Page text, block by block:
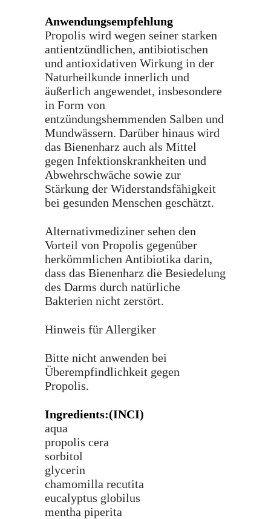
Anwendungsempfehlung
Propolis wird wegen seiner starken
antientzündlichen, antibiotischen
und antioxidativen Wirkung in der
Naturheilkunde innerlich und
äußerlich angewendet, insbesondere
in Form von
entzündungshemmenden Salben und
Mundwässern. Darüber hinaus wird
das Bienenharz auch als Mittel
gegen Infektionskrankheiten und
Abwehrschwäche sowie zur
Stärkung der Widerstandsfähigkeit
bei gesunden Menschen geschätzt.
Alternativmediziner sehen den
Vorteil von Propolis gegenüber
herkömmlichen Antibiotika darin,
dass das Bienenharz die Besiedelung
des Darms durch natürliche
Bakterien nicht zerstört.
Hinweis für Allergiker
Bitte nicht anwenden bei
Überempfindlichkeit gegen
Propolis.
Ingredients:(INCI)
aqua
propolis cera
sorbitol
glycerin
chamomilla recutita
eucalyptus globilus
mentha piperita